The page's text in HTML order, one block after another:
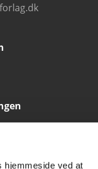
hjemmeside ved at